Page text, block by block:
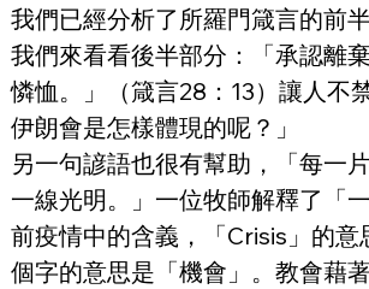
我們已經分析了所羅門箴言的前
我們來看看後半部分：「承認離
憐恤。」（箴言28：13）讓人不
伊朗會是怎樣體現的呢？」
另一句諺語也很有幫助，「每一
一線光明。」一位牧師解釋了「
前疫情中的含義，「Crisis」的意
個字的意思是「機會」。教會藉